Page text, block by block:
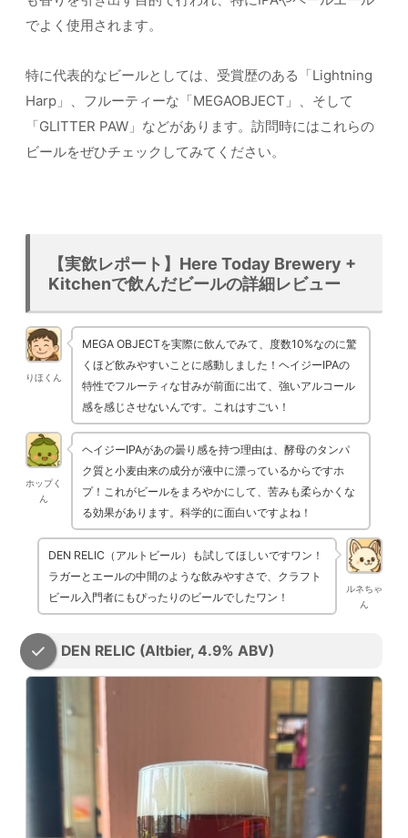
でよく使用されます。
特に代表的なビールとしては、受賞歴のある「Lightning
Harp」、フルーティーな「MEGAOBJECT」、そして
「GLITTER PAW」などがあります。訪問時にはこれらの
ビールをぜひチェックしてみてください。
【実飲レポート】Here Today Brewery +
Kitchenで飲んだビールの詳細レビュー
りほくん
MEGA OBJECTを実際に飲んでみて、度数10%なのに驚
くほど飲みやすいことに感動しました！ヘイジーIPAの
特性でフルーティな甘みが前面に出て、強いアルコール
感を感じさせないんです。これはすごい！
ホップく
ん
ヘイジーIPAがあの曇り感を持つ理由は、酵母のタンパ
ク質と小麦由来の成分が液中に漂っているからですホ
プ！これがビールをまろやかにして、苦みも柔らかくな
る効果があります。科学的に面白いですよね！
ルネちゃ
ん
DEN RELIC（アルトビール）も試してほしいですワン！
ラガーとエールの中間のような飲みやすさで、クラフト
ビール入門者にもぴったりのビールでしたワン！
DEN RELIC (Altbier, 4.9% ABV)